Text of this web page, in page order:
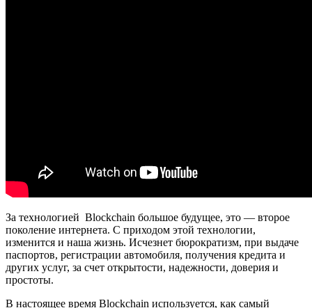
За технологией Blockchain большое будущее, это — второе
поколение интернета. С приходом этой технологии,
изменится и наша жизнь. Исчезнет бюрократизм, при выдаче
паспортов, регистрации автомобиля, получения кредита и
других услуг, за счет открытости, надежности, доверия и
простоты.
В настоящее время Blockchain используется, как самый